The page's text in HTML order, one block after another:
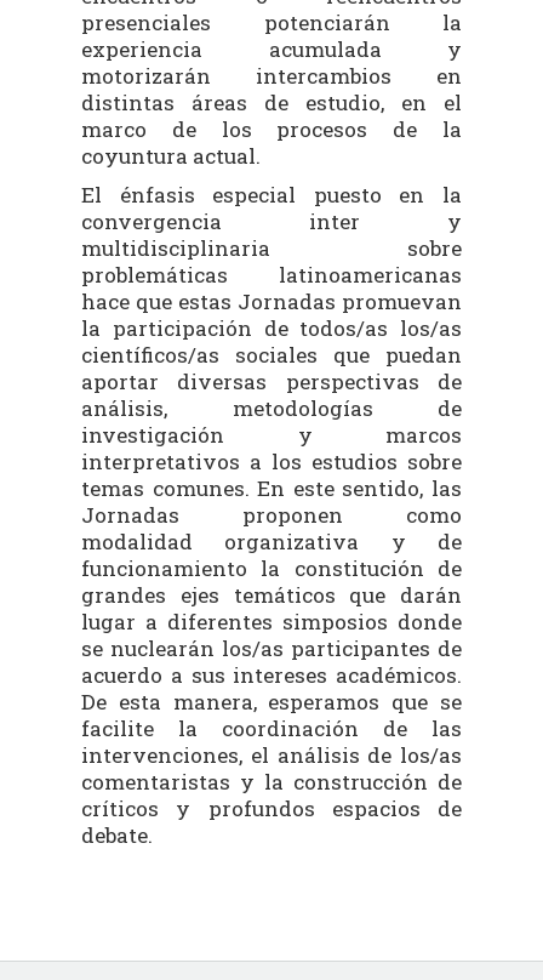
presenciales potenciarán la
experiencia acumulada y
motorizarán intercambios en
distintas áreas de estudio, en el
marco de los procesos de la
coyuntura actual.
El énfasis especial puesto en la
convergencia inter y
multidisciplinaria sobre
problemáticas latinoamericanas
hace que estas Jornadas promuevan
la participación de todos/as los/as
científicos/as sociales que puedan
aportar diversas perspectivas de
análisis, metodologías de
investigación y marcos
interpretativos a los estudios sobre
temas comunes. En este sentido, las
Jornadas proponen como
modalidad organizativa y de
funcionamiento la constitución de
grandes ejes temáticos que darán
lugar a diferentes simposios donde
se nuclearán los/as participantes de
acuerdo a sus intereses académicos.
De esta manera, esperamos que se
facilite la coordinación de las
intervenciones, el análisis de los/as
comentaristas y la construcción de
críticos y profundos espacios de
debate.